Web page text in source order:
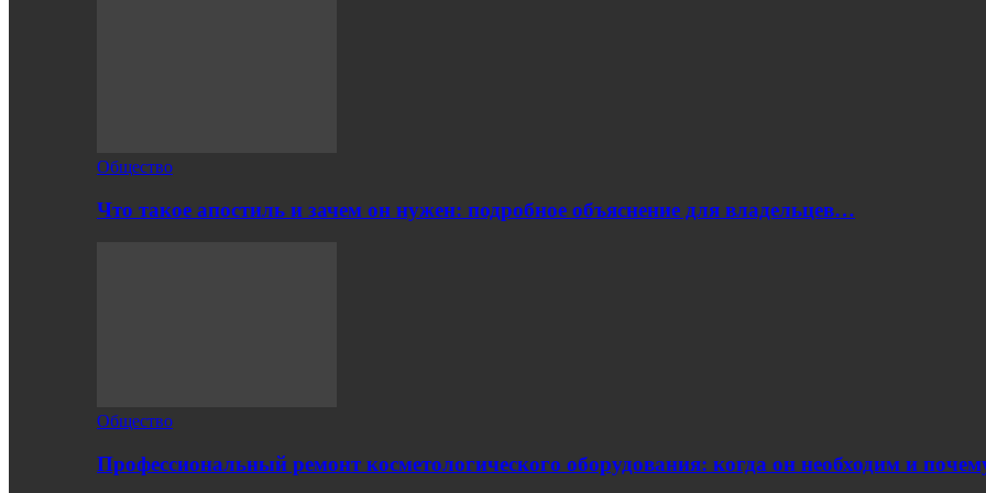
Общество
Что такое апостиль и зачем он нужен: подробное объяснение для владельцев…
Общество
Профессиональный ремонт косметологического оборудования: когда он необходим и